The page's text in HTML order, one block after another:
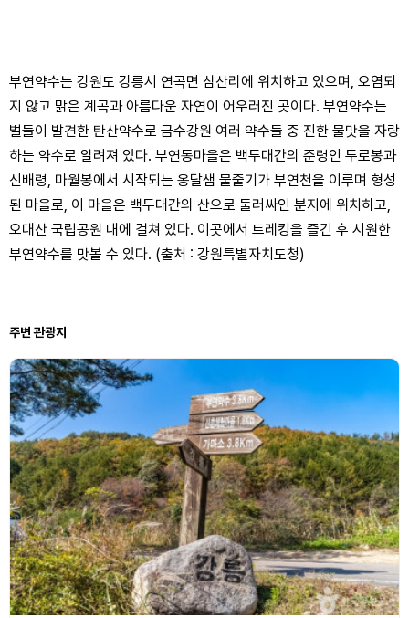
부연약수는 강원도 강릉시 연곡면 삼산리에 위치하고 있으며, 오염되
지 않고 맑은 계곡과 아름다운 자연이 어우러진 곳이다. 부연약수는
벌들이 발견한 탄산약수로 금수강원 여러 약수들 중 진한 물맛을 자랑
하는 약수로 알려져 있다. 부연동마을은 백두대간의 준령인 두로봉과
신배령, 마월봉에서 시작되는 옹달샘 물줄기가 부연천을 이루며 형성
된 마을로, 이 마을은 백두대간의 산으로 둘러싸인 분지에 위치하고,
오대산 국립공원 내에 걸쳐 있다. 이곳에서 트레킹을 즐긴 후 시원한
부연약수를 맛볼 수 있다. (출처 : 강원특별자치도청)
주변 관광지